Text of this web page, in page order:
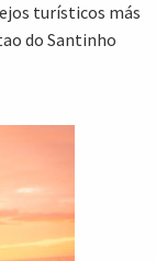
turísticos más
do Santinho